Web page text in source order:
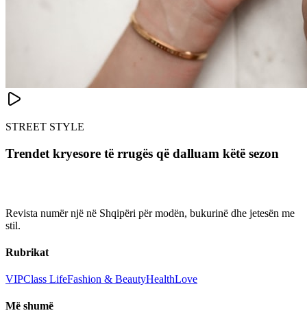
STREET STYLE
Trendet kryesore të rrugës që dalluam këtë sezon
Revista numër një në Shqipëri për modën, bukurinë dhe jetesën me
stil.
Rubrikat
VIPClass LifeFashion & BeautyHealthLove
Më shumë